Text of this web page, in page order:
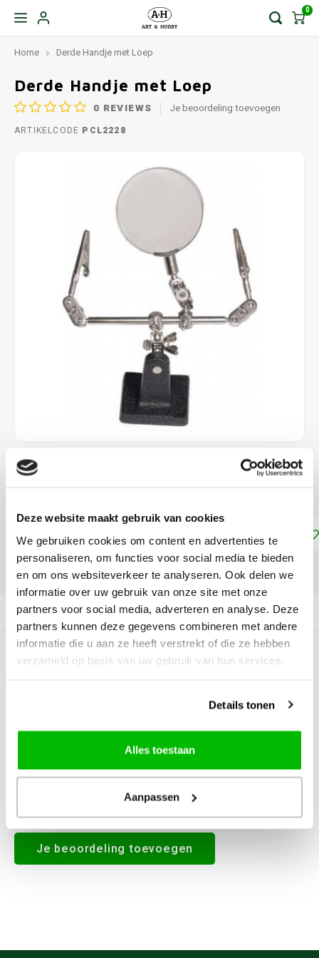
Deze website maakt gebruik van cookies
We gebruiken cookies om content en advertenties te
personaliseren, om functies voor social media te bieden
en om ons websiteverkeer te analyseren. Ook delen we
informatie over uw gebruik van onze site met onze
partners voor social media, adverteren en analyse. Deze
partners kunnen deze gegevens combineren met andere
informatie die u aan ze heeft verstrekt of die ze hebben
verzameld op basis van uw gebruik van hun services.
Details tonen
Alles toestaan
Aanpassen
0
Home Derde Handje met Loep
Derde Handje met Loep
0 REVIEWS Je beoordeling toevoegen
ARTIKELCODE PCL2228
€18,95
Toevoegen aan winkelwagen
DELEN:
Productomschrijving
0STERREN OP BASIS VAN0
Alle reviews
Je beoordeling toevoegen